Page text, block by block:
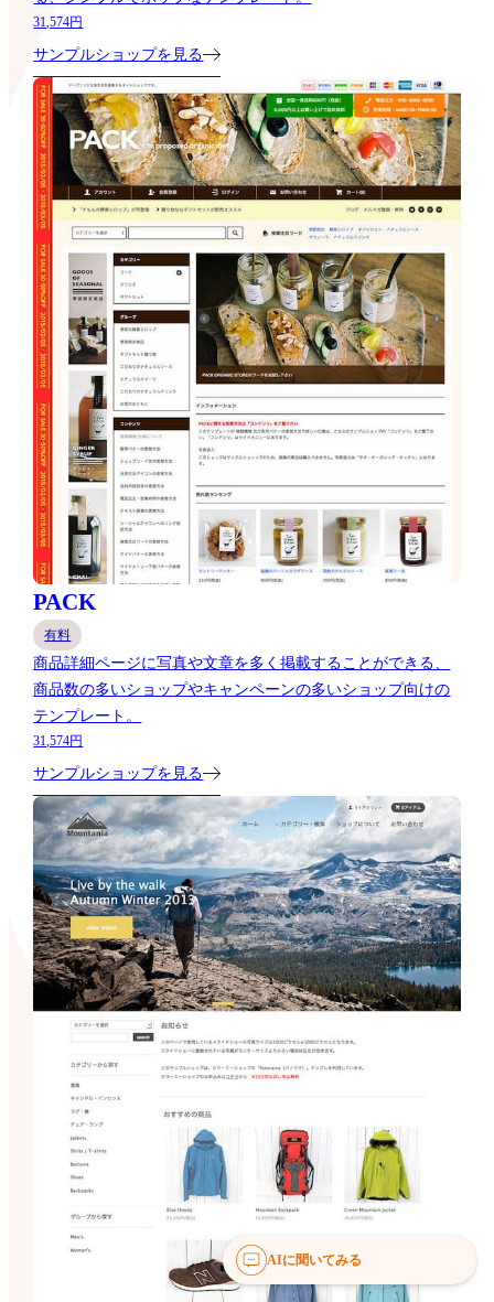
31,574円
サンプルショップを見る
PACK
有料
商品詳細ページに写真や文章を多く掲載することができる、
商品数の多いショップやキャンペーンの多いショップ向けの
テンプレート。
31,574円
サンプルショップを見る
AIに聞いてみる